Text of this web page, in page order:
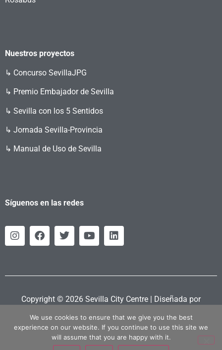
Nuestros proyectos
↳ Concurso SevillaJPG
↳ Premio Embajador de Sevilla
↳ Sevilla con los 5 Sentidos
↳ Jornada Sevilla-Provincia
↳ Manual de Uso de Sevilla
Síguenos en las redes
Copyright © 2026 Sevilla City Centre | Diseñada por
We use cookies to ensure that we give you the best
experience on our website. If you continue to use this site we
will assume that you are happy with it.